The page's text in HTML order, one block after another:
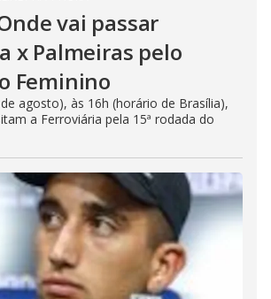
vai passar
x Palmeiras pelo
Feminino
agosto), às 16h (horário de Brasília),
a Ferroviária pela 15ª rodada do